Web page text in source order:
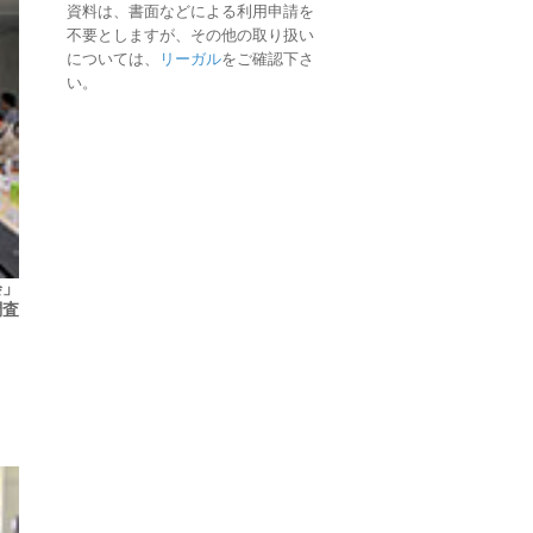
資料は、書面などによる利用申請を
不要としますが、その他の取り扱い
については、
リーガルをご確認下さ
い。